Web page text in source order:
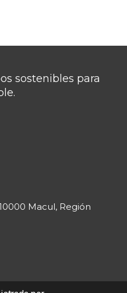
sostenibles para
Macul, Región